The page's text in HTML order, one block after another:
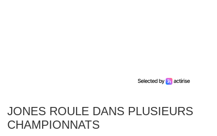
JONES ROULE DANS PLUSIEURS
CHAMPIONNATS